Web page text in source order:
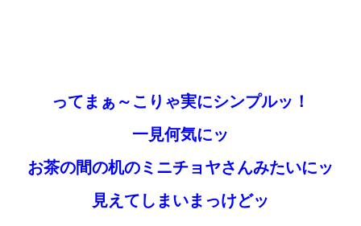
ってまぁ～こりゃ実にシンプルッ！
一見何気にッ
お茶の間の机のミニチョヤさんみたいにッ
見えてしまいまっけどッ